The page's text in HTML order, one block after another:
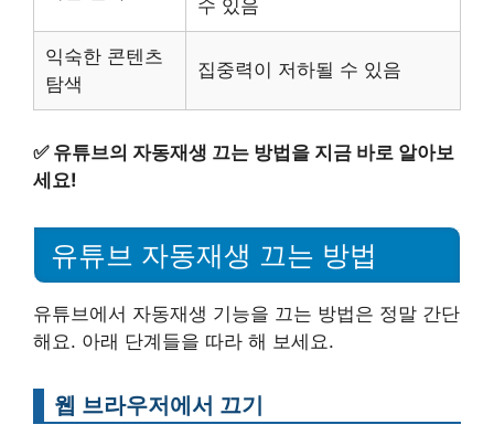
수 있음
익숙한 콘텐츠
탐색
집중력이 저하될 수 있음
✅ 유튜브의 자동재생 끄는 방법을 지금 바로 알아보
세요!
유튜브 자동재생 끄는 방법
유튜브에서 자동재생 기능을 끄는 방법은 정말 간단
해요. 아래 단계들을 따라 해 보세요.
웹 브라우저에서 끄기